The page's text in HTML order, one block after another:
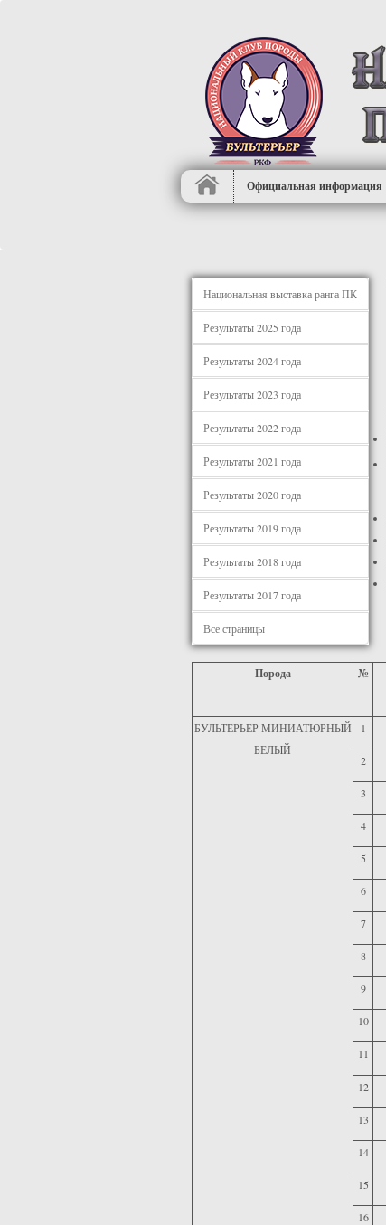
Официальная информация
Национальная выставка ранга ПК
Результаты 2025 года
Результаты 2024 года
Результаты 2023 года
Результаты 2022 года
Результаты 2021 года
Результаты 2020 года
Результаты 2019 года
Результаты 2018 года
Результаты 2017 года
Все страницы
Порода №
БУЛЬТЕРЬЕР МИНИАТЮРНЫЙ
БЕЛЫЙ
1
2
3
4
5
6
7
8
9
10
11
12
13
14
15
16